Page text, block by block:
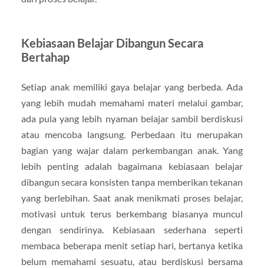
Kebiasaan Belajar Dibangun Secara
Bertahap
Setiap anak memiliki gaya belajar yang berbeda. Ada
yang lebih mudah memahami materi melalui gambar,
ada pula yang lebih nyaman belajar sambil berdiskusi
atau mencoba langsung. Perbedaan itu merupakan
bagian yang wajar dalam perkembangan anak. Yang
lebih penting adalah bagaimana kebiasaan belajar
dibangun secara konsisten tanpa memberikan tekanan
yang berlebihan. Saat anak menikmati proses belajar,
motivasi untuk terus berkembang biasanya muncul
dengan sendirinya. Kebiasaan sederhana seperti
membaca beberapa menit setiap hari, bertanya ketika
belum memahami sesuatu, atau berdiskusi bersama